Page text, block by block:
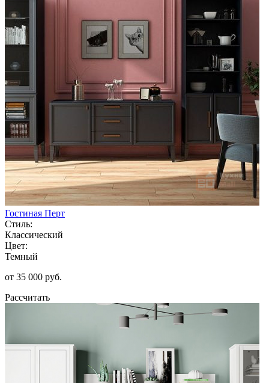
Гостиная Перт
Стиль:
Классический
Цвет:
Темный
от 35 000 руб.
Рассчитать